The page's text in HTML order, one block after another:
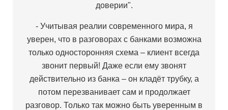
доверии".
- Учитывая реалии современного мира, я
уверен, что в разговорах с банками возможна
только односторонняя схема – клиент всегда
звонит первый! Даже если ему звонят
действительно из банка – он кладёт трубку, а
потом перезванивает сам и продолжает
разговор. Только так можно быть уверенным в